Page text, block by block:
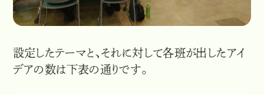
設定したテーマと、それに対して各班が出したアイ
デアの数は下表の通りです。